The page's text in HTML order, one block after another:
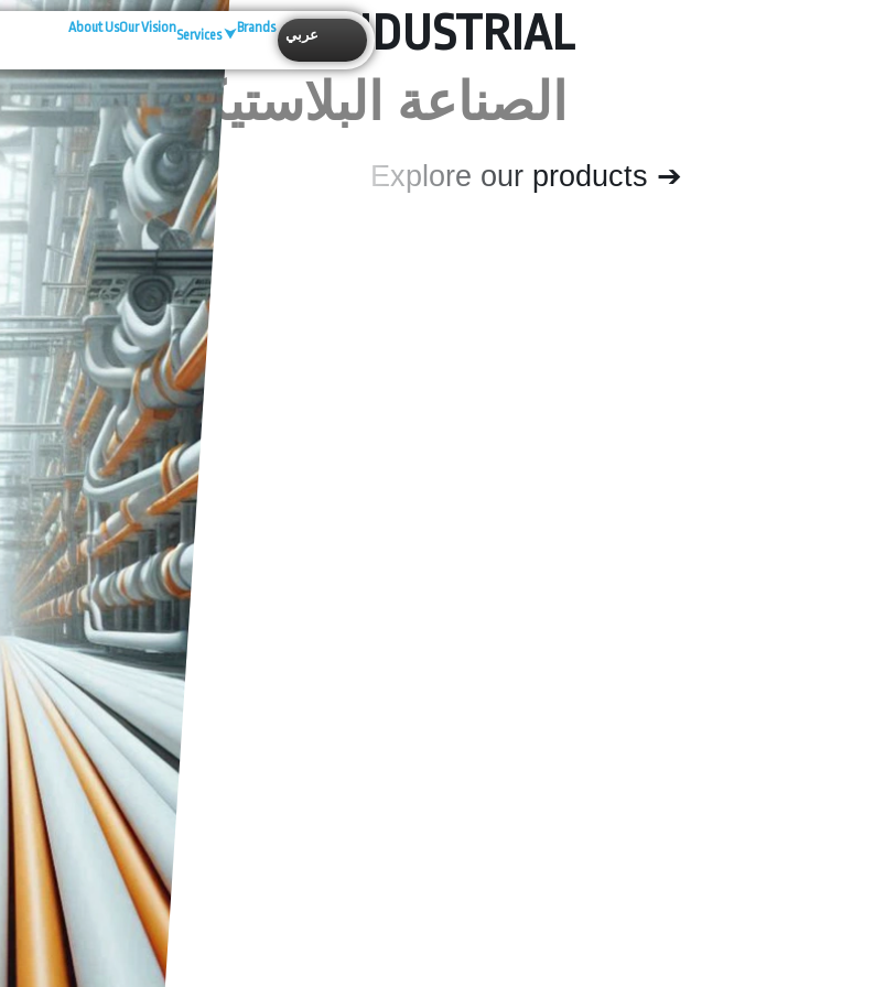
About UsOur VisionServices ⮟Brands عربي
PLASTICINDUSTRIAL
الصناعة البلاستيكية
Explore our products ➔